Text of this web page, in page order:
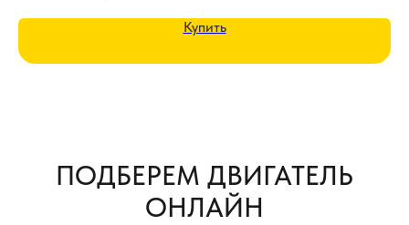
Купить
ПОДБЕРЕМ ДВИГАТЕЛЬ
ОНЛАЙН